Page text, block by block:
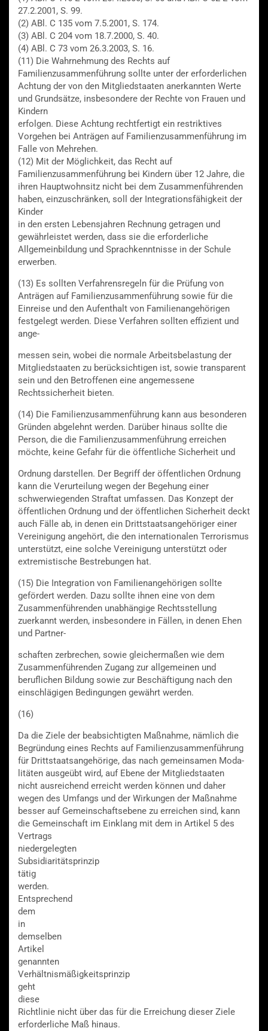
27.2.2001, S. 99.
(2) ABl. C 135 vom 7.5.2001, S. 174.
(3) ABl. C 204 vom 18.7.2000, S. 40.
(4) ABl. C 73 vom 26.3.2003, S. 16.
(11) Die Wahrnehmung des Rechts auf
Familienzusammenführung sollte unter der erforderlichen
Achtung der von den Mitgliedstaaten anerkannten Werte
und Grundsätze, insbesondere der Rechte von Frauen und
Kindern
erfolgen. Diese Achtung rechtfertigt ein restriktives
Vorgehen bei Anträgen auf Familienzusammenführung im
Falle von Mehrehen.
(12) Mit der Möglichkeit, das Recht auf
Familienzusammenführung bei Kindern über 12 Jahre, die
ihren Hauptwohnsitz nicht bei dem Zusammenführenden
haben, einzuschränken, soll der Integrationsfähigkeit der
Kinder
in den ersten Lebensjahren Rechnung getragen und
gewährleistet werden, dass sie die erforderliche
Allgemeinbildung und Sprachkenntnisse in der Schule
erwerben.
(13) Es sollten Verfahrensregeln für die Prüfung von
Anträgen auf Familienzusammenführung sowie für die
Einreise und den Aufenthalt von Familienangehörigen
festgelegt werden. Diese Verfahren sollten effizient und
ange-
messen sein, wobei die normale Arbeitsbelastung der
Mitgliedstaaten zu berücksichtigen ist, sowie transparent
sein und den Betroffenen eine angemessene
Rechtssicherheit bieten.
(14) Die Familienzusammenführung kann aus besonderen
Gründen abgelehnt werden. Darüber hinaus sollte die
Person, die die Familienzusammenführung erreichen
möchte, keine Gefahr für die öffentliche Sicherheit und
Ordnung darstellen. Der Begriff der öffentlichen Ordnung
kann die Verurteilung wegen der Begehung einer
schwerwiegenden Straftat umfassen. Das Konzept der
öffentlichen Ordnung und der öffentlichen Sicherheit deckt
auch Fälle ab, in denen ein Drittstaatsangehöriger einer
Vereinigung angehört, die den internationalen Terrorismus
unterstützt, eine solche Vereinigung unterstützt oder
extremistische Bestrebungen hat.
(15) Die Integration von Familienangehörigen sollte
gefördert werden. Dazu sollte ihnen eine von dem
Zusammenführenden unabhängige Rechtsstellung
zuerkannt werden, insbesondere in Fällen, in denen Ehen
und Partner-
schaften zerbrechen, sowie gleichermaßen wie dem
Zusammenführenden Zugang zur allgemeinen und
beruflichen Bildung sowie zur Beschäftigung nach den
einschlägigen Bedingungen gewährt werden.
(16)
Da die Ziele der beabsichtigten Maßnahme, nämlich die
Begründung eines Rechts auf Familienzusammenführung
für Drittstaatsangehörige, das nach gemeinsamen Moda-
litäten ausgeübt wird, auf Ebene der Mitgliedstaaten
nicht ausreichend erreicht werden können und daher
wegen des Umfangs und der Wirkungen der Maßnahme
besser auf Gemeinschaftsebene zu erreichen sind, kann
die Gemeinschaft im Einklang mit dem in Artikel 5 des
Vertrags
niedergelegten
Subsidiaritätsprinzip
tätig
werden.
Entsprechend
dem
in
demselben
Artikel
genannten
Verhältnismäßigkeitsprinzip
geht
diese
Richtlinie nicht über das für die Erreichung dieser Ziele
erforderliche Maß hinaus.